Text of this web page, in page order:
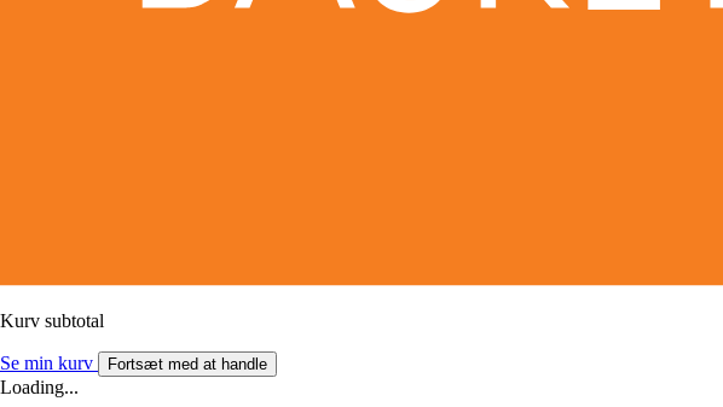
Kurv subtotal
Se min kurv Fortsæt med at handle
Loading...